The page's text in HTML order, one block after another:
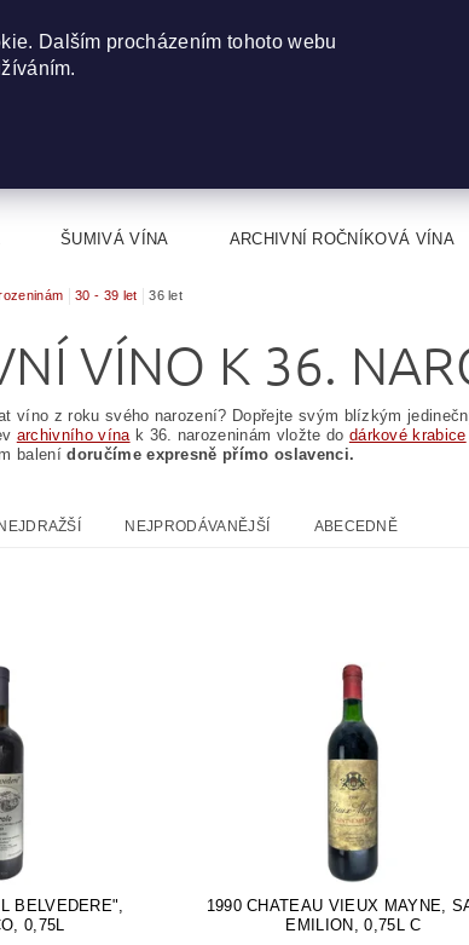
ŠUMIVÁ VÍNA ARCHIVNÍ ROČNÍKOVÁ VÍNA
30 - 39 let 36 let
VÍNO K 36.
víno z roku svého narození? Dopřejte svým blízkým
archivního vínak 36. narozeninám vložte do dárkové krabice
balenídoručíme expresně přímo oslavenci.
NEJDRAŽŠÍ NEJPRODÁVANĚJŠÍ ABECEDNĚ
BELVEDERE",
0,75L
1990 CHATEAU VIEUX MAYNE,
EMILION, 0,75L C
Dalším procházením tohoto webu